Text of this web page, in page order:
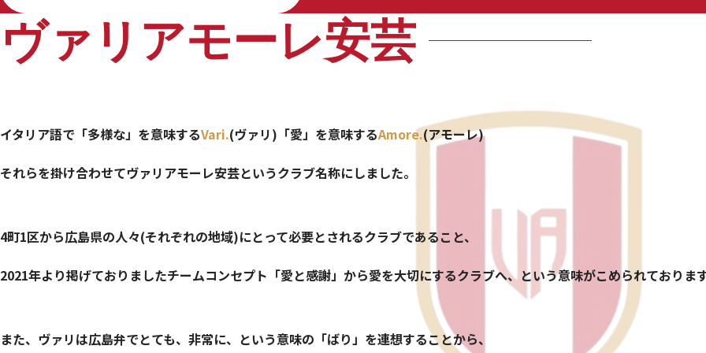
ヴァリアモーレ安芸
イタリア語で「多様な」を意味するVari.(ヴァリ)「愛」を意味するAmore.(アモーレ)
それらを掛け合わせてヴァリアモーレ安芸というクラブ名称にしました。
4町1区から広島県の人々(それぞれの地域)にとって必要とされるクラブであること、
2021年より掲げておりましたチームコンセプト「愛と感謝」から愛を大切にするクラブへ、という意味がこめられておりま
また、ヴァリは広島弁でとても、非常に、という意味の「ばり」を連想することから、